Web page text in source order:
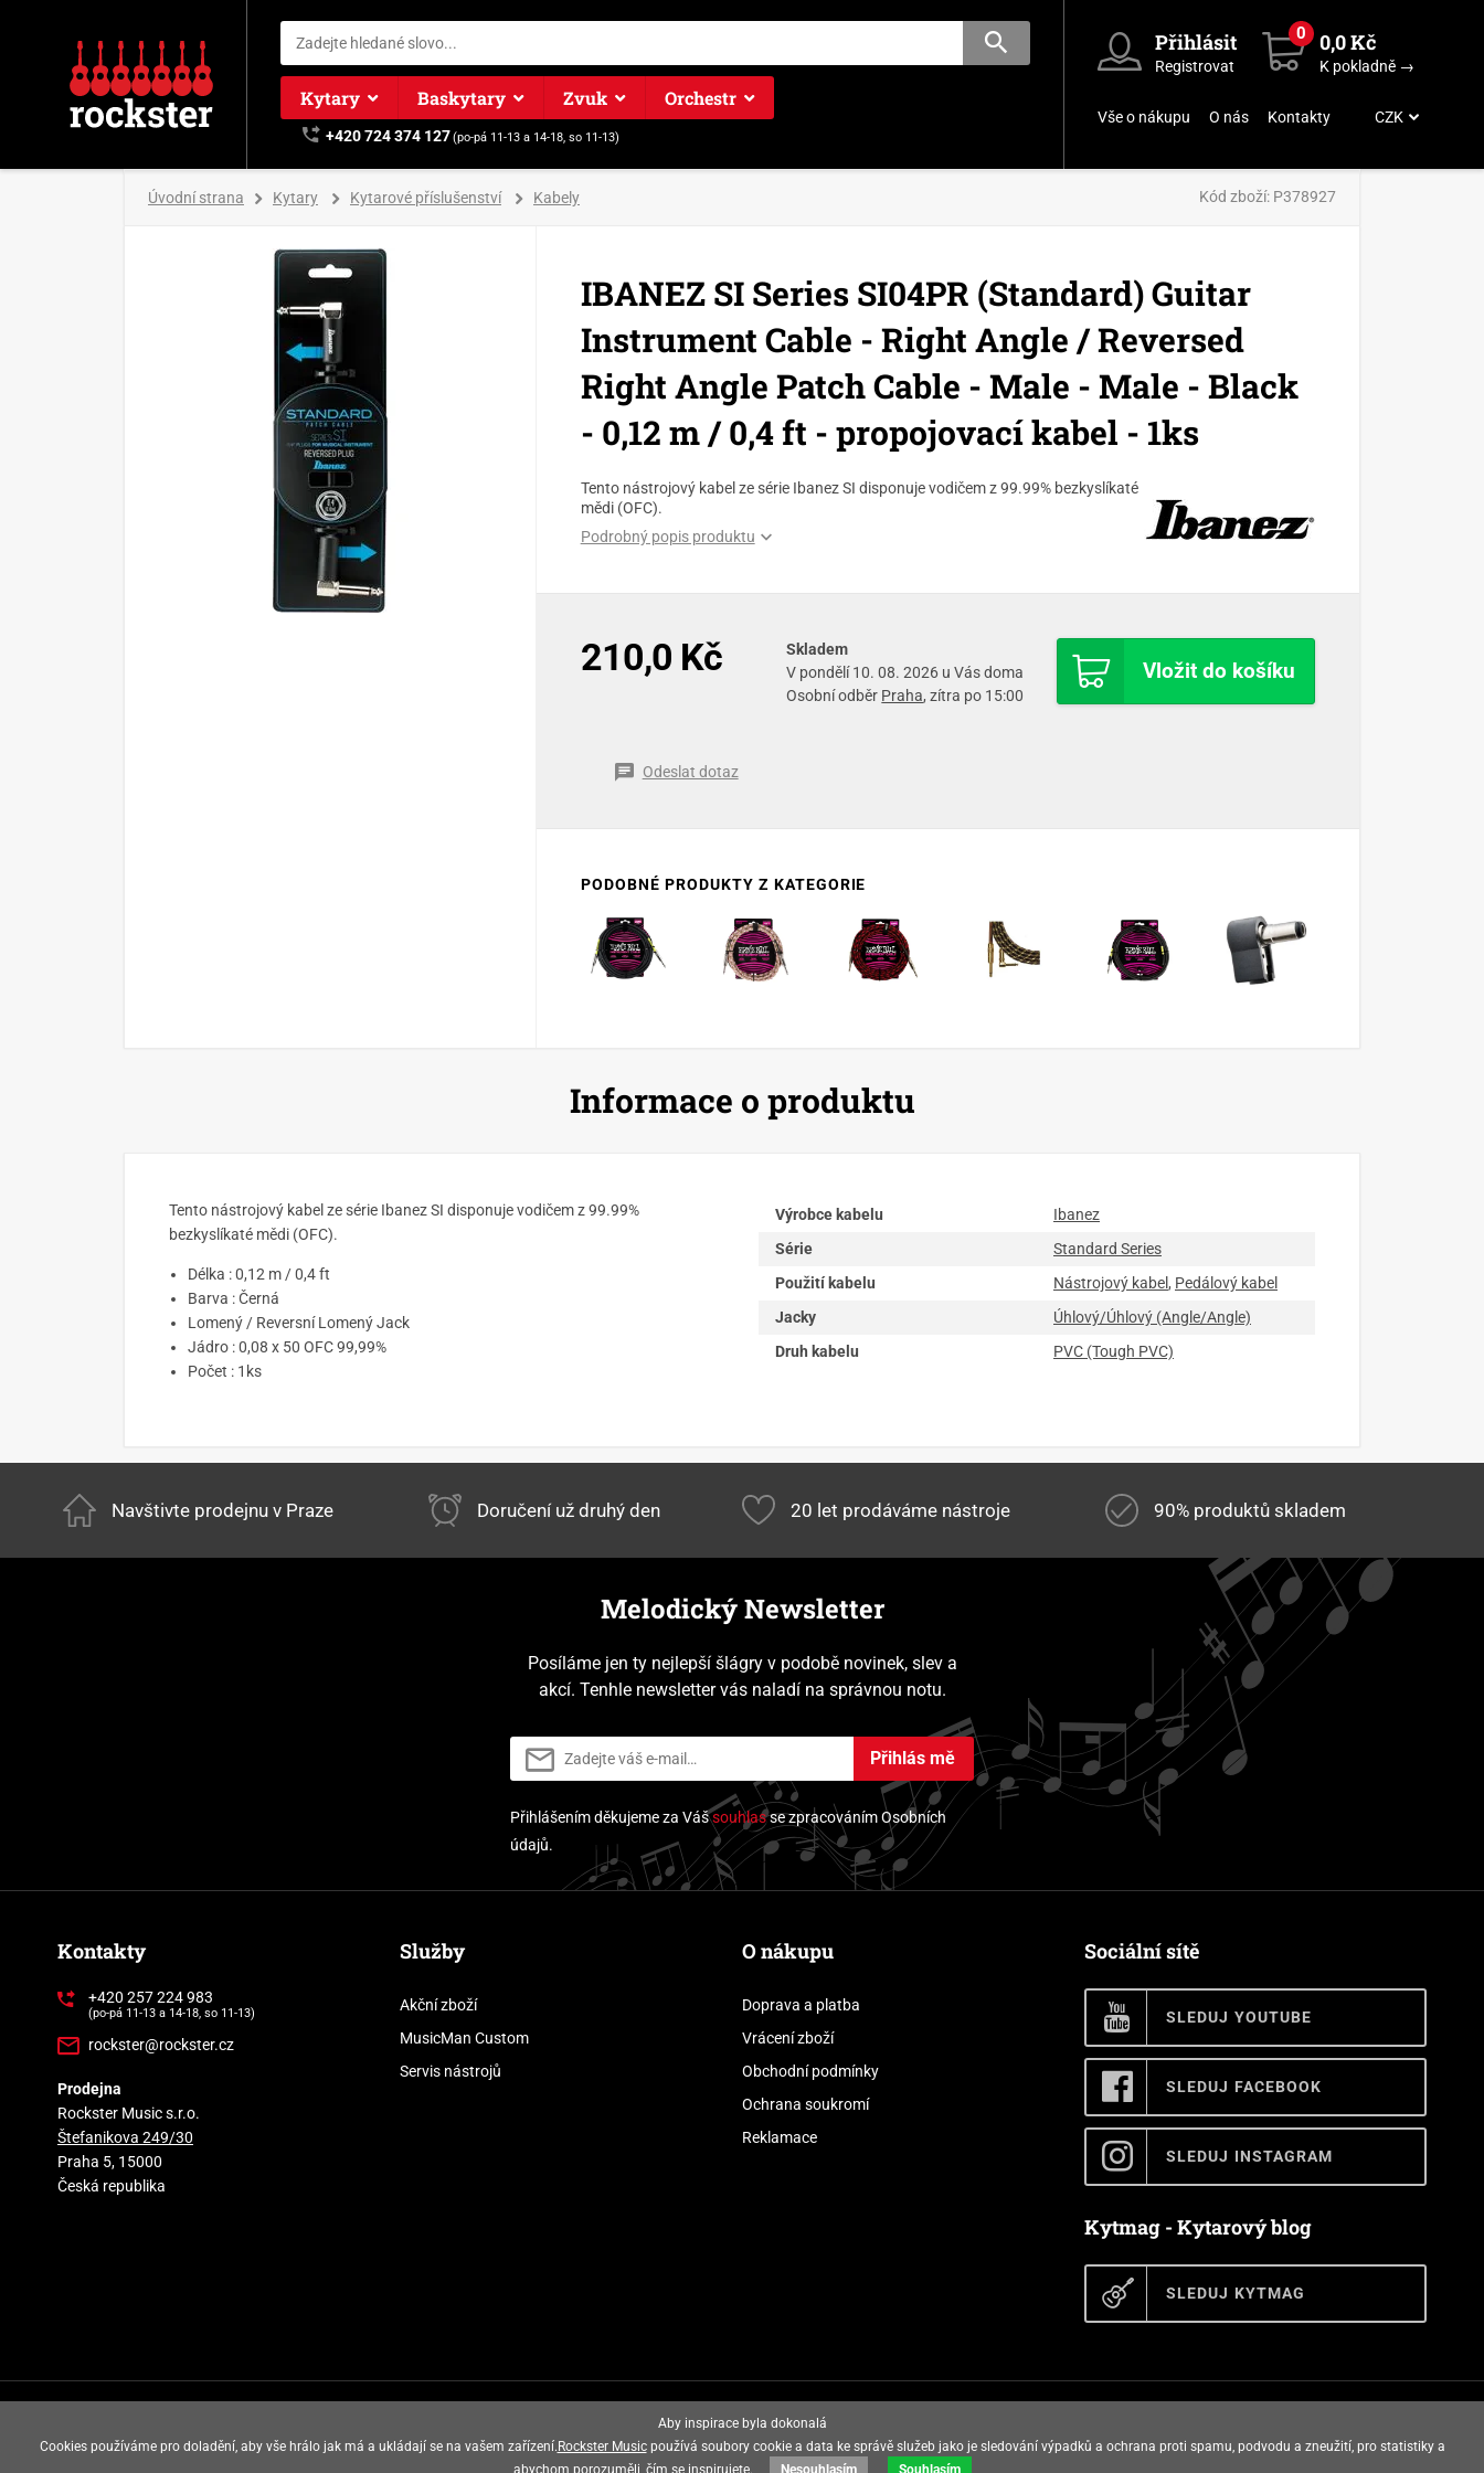
Kytary Baskytary Zvuk Orchestr
+420 724 374 127(po-pá 11-13 a 14-18, so 11-13)
Přihlásit
Registrovat
0 0,0 Kč
K pokladně →
Vše o nákupu O nás Kontakty CZK
Úvodní strana Kytary Kytarové příslušenství Kabely Kód zboží: P378927
IBANEZ SI Series SI04PR (Standard) Guitar
Instrument Cable - Right Angle / Reversed
Right Angle Patch Cable - Male - Male - Black
- 0,12 m / 0,4 ft - propojovací kabel - 1ks
Tento nástrojový kabel ze série Ibanez SI disponuje vodičem z 99.99% bezkyslíkaté
mědi (OFC).
Podrobný popis produktu
210,0 Kč Vložit do košíku
Skladem
V pondělí 10. 08. 2026 u Vás doma
Osobní odběr Praha, zítra po 15:00
Odeslat dotaz
PODOBNÉ PRODUKTY Z KATEGORIE
Informace o produktu
Tento nástrojový kabel ze série Ibanez SI disponuje vodičem z 99.99%
bezkyslíkaté mědi (OFC).
Délka : 0,12 m / 0,4 ft
Barva : Černá
Lomený / Reversní Lomený Jack
Jádro : 0,08 x 50 OFC 99,99%
Počet : 1ks
Výrobce kabelu
Ibanez
Série
Standard Series
Použití kabelu
Nástrojový kabel , Pedálový kabel
Jacky
Úhlový/Úhlový (Angle/Angle)
Druh kabelu
PVC (Tough PVC)
Navštivte prodejnu v Praze Doručení už druhý den 20 let prodáváme nástroje 90% produktů skladem
Melodický Newsletter
Posíláme jen ty nejlepší šlágry v podobě novinek, slev a
akcí. Tenhle newsletter vás naladí na správnou notu.
Přihlás mě
Přihlášením děkujeme za Vášsouhlasse zpracováním Osobních
údajů.
Kontakty
+420 257 224 983
(po-pá 11-13 a 14-18, so 11-13)
rockster@rockster.cz
Prodejna
Rockster Music s.r.o.
Štefanikova 249/30
Praha 5, 15000
Česká republika
Služby
Akční zboží
MusicMan Custom
Servis nástrojů
O nákupu
Doprava a platba
Vrácení zboží
Obchodní podmínky
Ochrana soukromí
Reklamace
Sociální sítě
SLEDUJ YOUTUBE
SLEDUJ FACEBOOK
SLEDUJ INSTAGRAM
Kytmag - Kytarový blog
SLEDUJ KYTMAG
Aby inspirace byla dokonalá
Cookies používáme pro doladění, aby vše hrálo jak má a ukládají se na vašem zařízení. Rockster Musicpoužívá soubory cookie a data ke správě služeb jako je sledování výpadků a ochrana proti spamu, podvodu a zneužití, pro statistiky a
abychom porozuměli, čím se inspirujete.
Nesouhlasím Souhlasím